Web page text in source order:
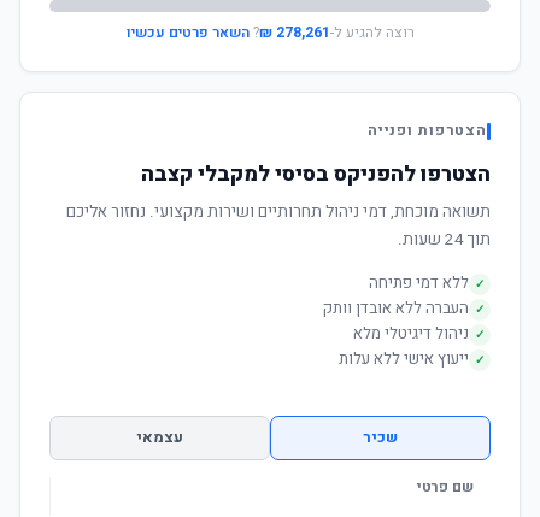
רוצה להגיע ל-278,261 ₪
?השאר פרטים עכשיו
הצטרפות ופנייה
הצטרפו להפניקס בסיסי למקבלי קצבה
תשואה מוכחת, דמי ניהול תחרותיים ושירות מקצועי. נחזור אליכם
תוך 24 שעות.
✓ ללא דמי פתיחה
✓ העברה ללא אובדן וותק
✓ ניהול דיגיטלי מלא
✓ ייעוץ אישי ללא עלות
שכיר עצמאי
שם פרטי